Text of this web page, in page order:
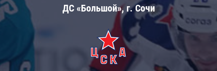
ДС «Большой», г. Сочи